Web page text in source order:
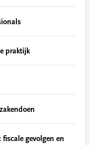
praktijk
gevolgen en